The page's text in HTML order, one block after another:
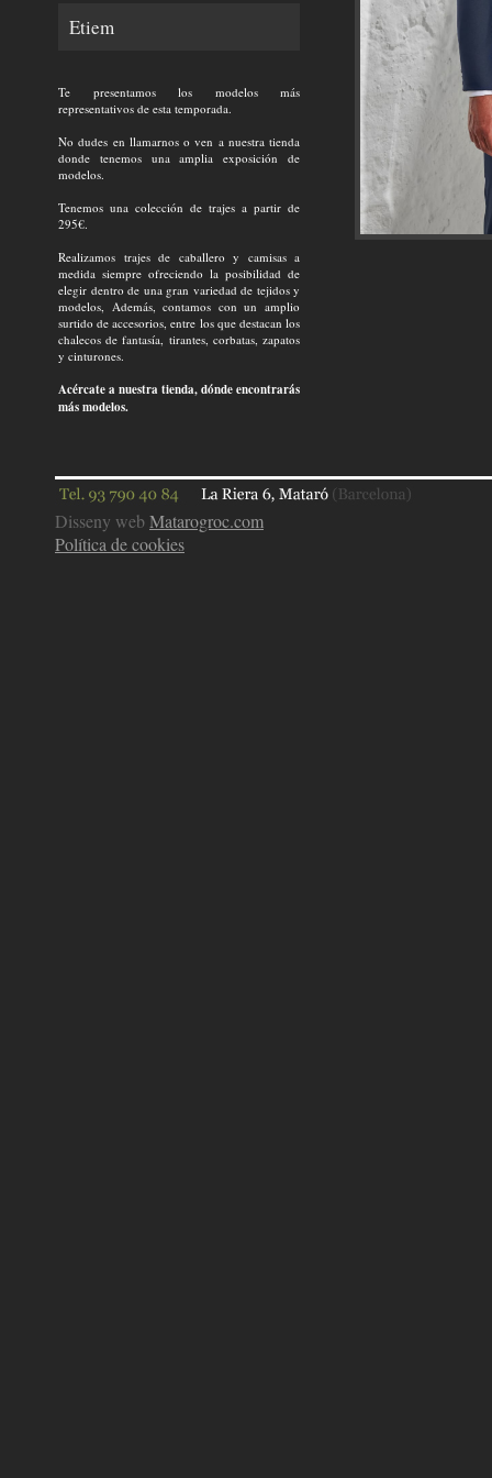
Etiem
Te presentamos los modelos más
representativos de esta temporada.
No dudes en llamarnos o ven a nuestra tienda
donde tenemos una amplia exposición de
modelos.
Tenemos una colección de trajes a partir de
295€.
Realizamos trajes de caballero y camisas a
medida siempre ofreciendo la posibilidad de
elegir dentro de una gran variedad de tejidos y
modelos, Además, contamos con un amplio
surtido de accesorios, entre los que destacan los
chalecos de fantasía, tirantes, corbatas, zapatos
y cinturones.
Acércate a nuestra tienda, dónde encontrarás
más modelos.
Disseny webMatarogroc.com
Política de cookies